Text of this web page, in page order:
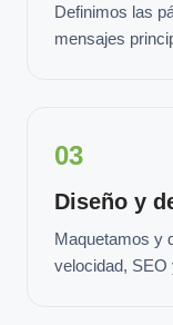
Definimos las
mensajes
03
Diseño y
Maquetamos y
velocidad, SEO